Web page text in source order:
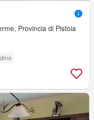
Provincia di Pistoia